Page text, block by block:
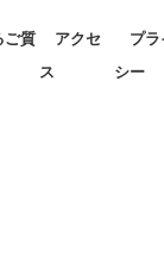
ご質
アクセ
ス
プラ
シー